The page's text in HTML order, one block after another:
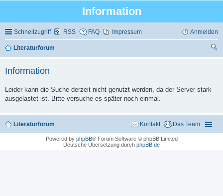
Information
Schnellzugriff RSS FAQ Impressum Anmelden
Literaturforum
Information
Leider kann die Suche derzeit nicht genutzt werden, da der Server stark
ausgelastet ist. Bitte versuche es später noch einmal.
Literaturforum Das Team
Kontakt
Powered by phpBB® Forum Software © phpBB Limited
Deutsche Übersetzung durch phpBB.de